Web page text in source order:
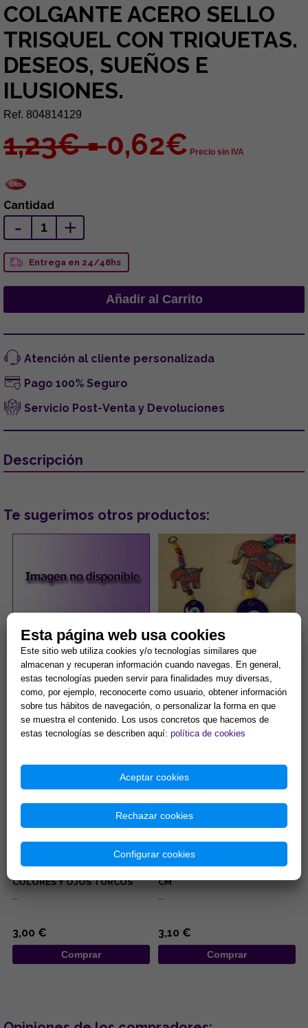
COLGANTE ACERO SELLO
TRISQUEL CON TRIQUETAS.
DESEOS, SUEÑOS E
ILUSIONES.
Ref. 804814129
1,23€ =0,62€ Precio sin IVA
Cantidad
- +
Entrega en 24/48hs
Atención al cliente personalizada
Pago 100% Seguro
Servicio Post-Venta y Devoluciones
Descripción
Te sugerimos otros productos:
PENDIENTES ACERO DORADO
OJOS TURCOS COLOR LILA
CON PESTAÑAS BRILLANTES
5,00 €
Comprar
COLGANTE DE MADERA
DISEÑO ELEFANTE DE
COLORES Y OJO TURCO
6.5x19CM
...
3,00 €
Comprar
COLORES Y OJOS TURCOS
3,00 €
Comprar
CM
3,10 €
Comprar
Esta página web usa cookies
Este sitio web utiliza cookies y/o tecnologías similares que
almacenan y recuperan información cuando navegas. En general,
estas tecnologías pueden servir para finalidades muy diversas,
como, por ejemplo, reconocerte como usuario, obtener información
sobre tus hábitos de navegación, o personalizar la forma en que
se muestra el contenido. Los usos concretos que hacemos de
estas tecnologías se describen aquí: política de cookies
Aceptar cookies
Rechazar cookies
Configurar cookies